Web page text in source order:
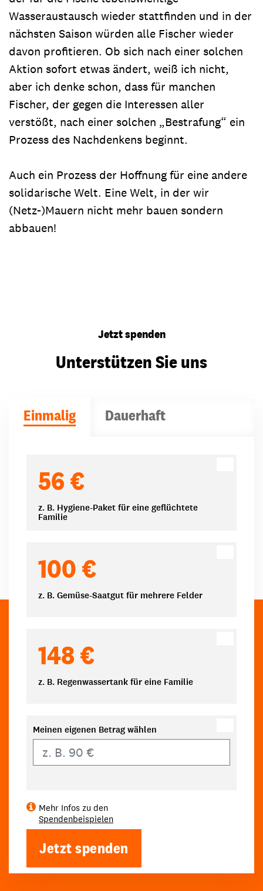
Wasseraustausch wieder stattfinden und in der
nächsten Saison würden alle Fischer wieder
davon profitieren. Ob sich nach einer solchen
Aktion sofort etwas ändert, weiß ich nicht,
aber ich denke schon, dass für manchen
Fischer, der gegen die Interessen aller
verstößt, nach einer solchen „Bestrafung“ ein
Prozess des Nachdenkens beginnt.
Auch ein Prozess der Hoffnung für eine andere
solidarische Welt. Eine Welt, in der wir
(Netz-)Mauern nicht mehr bauen sondern
abbauen!
Jetzt spenden
Unterstützen Sie uns
Einmalig Dauerhaft
56 €
z. B. Hygiene-Paket für eine geflüchtete
Familie
100 €
z. B. Gemüse-Saatgut für mehrere Felder
148 €
z. B. Regenwassertank für eine Familie
Meinen eigenen Betrag wählen
Mehr Infos zu den
Spendenbeispielen
Jetzt spenden